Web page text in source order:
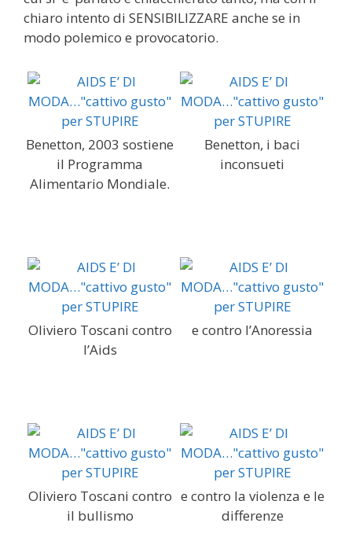
chiaro intento di SENSIBILIZZARE anche se in
modo polemico e provocatorio.
Benetton, 2003 sostiene
il Programma
Alimentario Mondiale.
Benetton, i baci
inconsueti
Oliviero Toscani contro
l’Aids
e contro l’Anoressia
Oliviero Toscani contro
il bullismo
e contro la violenza e le
differenze